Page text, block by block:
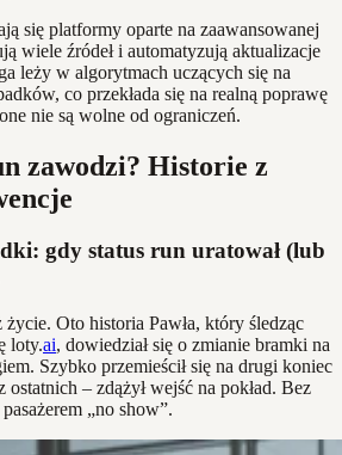
się platformy oparte na zaawansowanej
wiele źródeł i automatyzują aktualizacje
leży w algorytmach uczących się na
co przekłada się na realną poprawę
nie są wolne od ograniczeń.
zawodzi? Historie z
gdy status run uratował (lub
Oto historia Pawła, który śledząc
loty.ai, dowiedział się o zmianie bramki na
Szybko przemieścił się na drugi koniec
– zdążył wejść na pokład. Bez
„no show”.